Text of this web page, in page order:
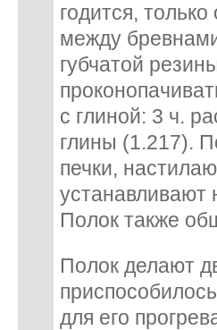
годится,
между
губчатой
с глиной: 3 ч.
глины (1.217).
печки,
устанавливают
Полок также
Полок делают
для его